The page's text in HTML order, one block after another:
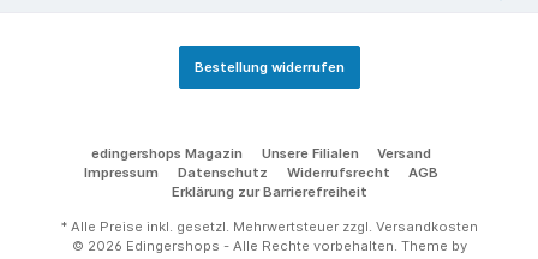
Bestellung widerrufen
edingershops Magazin Unsere Filialen
Versand
Impressum
Datenschutz Widerrufsrecht
AGB
Erklärung zur Barrierefreiheit
* Alle Preise inkl. gesetzl. Mehrwertsteuer zzgl. Versandkosten
© 2026 Edingershops - Alle Rechte vorbehalten. Theme by